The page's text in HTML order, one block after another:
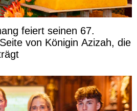
feiert seinen 67.
von Königin Azizah, die